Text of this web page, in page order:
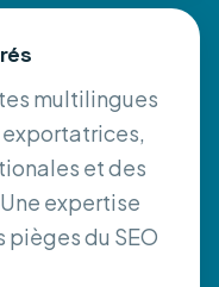
multilingues
et des
expertise
du SEO